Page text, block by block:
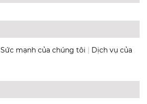
Sức mạnh của chúng tôi | Dịch vụ của